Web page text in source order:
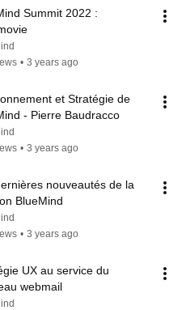
Summit 2022 :
• 3 years ago
et Stratégie de
- Pierre Baudracco
• 3 years ago
nouveautés de la
BlueMind
• 3 years ago
UX au service du
webmail